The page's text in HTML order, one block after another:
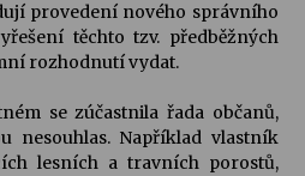
Michala Novenka v Klášteře
– Malovaný svět
provedení nového správního
těchto tzv. předběžných
rozhodnutí vydat.
se zúčastnila řada občanů,
nesouhlas. Například vlastník
lesních a travních porostů,